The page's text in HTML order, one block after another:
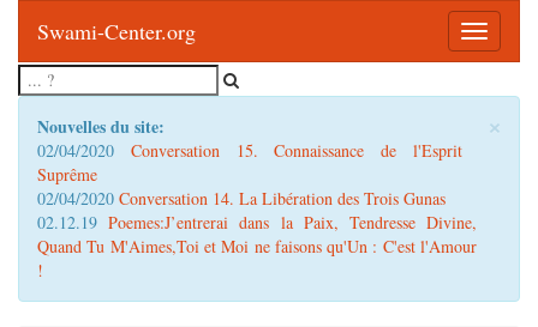
Toggle
Swami-Center.org
×
Nouvelles du site:
02/04/2020 Conversation 15. Connaissance de l'Esprit
Suprême
02/04/2020 Conversation 14. La Libération des Trois Gunas
02.12.19Poemes:J’entrerai dans la Paix, Tendresse Divine,
Quand Tu M'Aimes,Toi et Moi ne faisons qu'Un : C'est l'Amour
!